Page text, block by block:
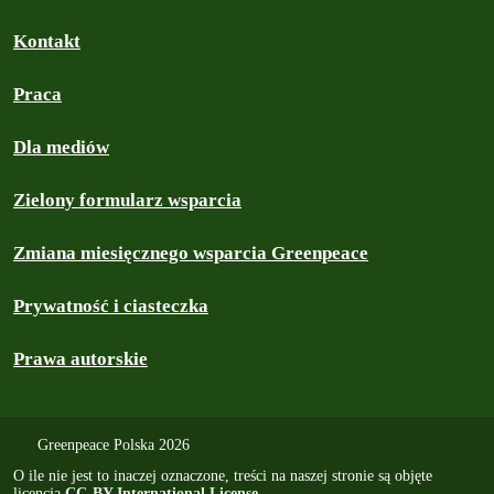
Kontakt
Praca
Dla mediów
Zielony formularz wsparcia
Zmiana miesięcznego wsparcia Greenpeace
Prywatność i ciasteczka
Prawa autorskie
Greenpeace Polska 2026
O ile nie jest to inaczej oznaczone, treści na naszej stronie są objęte